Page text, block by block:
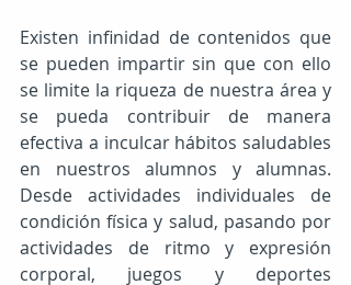
Existen infinidad de contenidos que
se pueden impartir sin que con ello
se limite la riqueza de nuestra área y
se pueda contribuir de manera
efectiva a inculcar hábitos saludables
en nuestros alumnos y alumnas.
Desde actividades individuales de
condición física y salud, pasando por
actividades de ritmo y expresión
corporal, juegos y deportes